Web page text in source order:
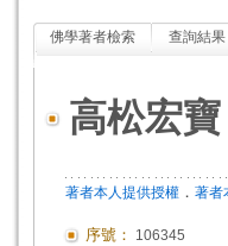
佛學著者檢索 查詢結果
高松宏寶
著者本人提供授權 ． 著者
序號： 106345